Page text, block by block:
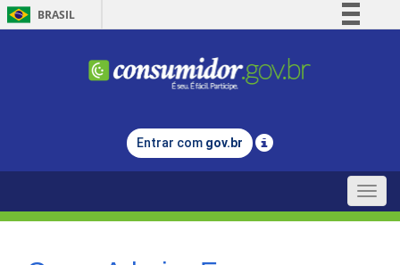
BRASIL
Comunica BR
Legislação
Entrar com gov.br
Toggle